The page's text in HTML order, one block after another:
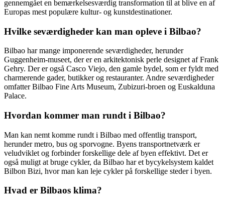
gennemgået en bemærkelsesværdig transformation til at blive en af ​​
Europas mest populære kultur- og kunstdestinationer.
Hvilke seværdigheder kan man opleve i Bilbao?
Bilbao har mange imponerende seværdigheder, herunder
Guggenheim-museet, der er en arkitektonisk perle designet af Frank
Gehry. Der er også Casco Viejo, den gamle bydel, som er fyldt med
charmerende gader, butikker og restauranter. Andre seværdigheder
omfatter Bilbao Fine Arts Museum, Zubizuri-broen og Euskalduna
Palace.
Hvordan kommer man rundt i Bilbao?
Man kan nemt komme rundt i Bilbao med offentlig transport,
herunder metro, bus og sporvogne. Byens transportnetværk er
veludviklet og forbinder forskellige dele af byen effektivt. Det er
også muligt at bruge cykler, da Bilbao har et bycykelsystem kaldet
Bilbon Bizi, hvor man kan leje cykler på forskellige steder i byen.
Hvad er Bilbaos klima?